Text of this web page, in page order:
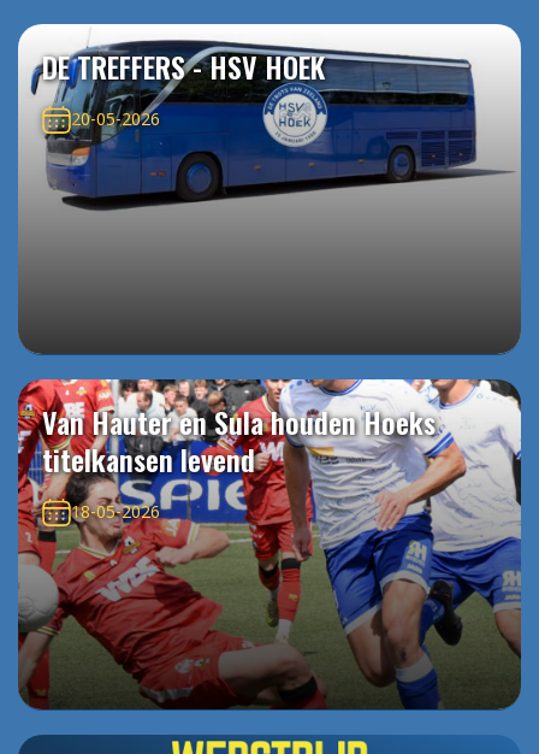
DE TREFFERS - HSV HOEK
20-05-2026
Van Hauter en Sula houden Hoeks
titelkansen levend
18-05-2026